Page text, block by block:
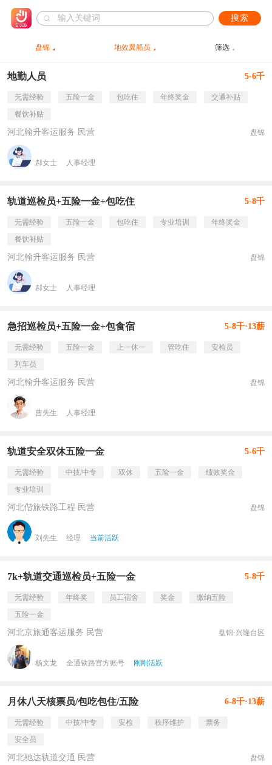
搜索
盘锦 地效翼船员 筛选
地勤人员 5-6千
无需经验 五险一金 包吃住 年终奖金
交通补贴
餐饮补贴
河北翰升客运服务 民营 盘锦
郝女士 人事经理
轨道巡检员+五险一金+包吃住 5-8千
无需经验 五险一金 包吃住 专业培训
年终奖金
餐饮补贴
河北翰升客运服务 民营 盘锦
郝女士 人事经理
急招巡检员+五险一金+包食宿 5-8千·13薪
无需经验 五险一金 上一休一 管吃住
安检员
列车员
河北翰升客运服务 民营 盘锦
曹先生 人事经理
轨道安全双休五险一金 5-6千
无需经验 中技/中专 双休 五险一金
绩效奖金
专业培训
河北偕旅铁路工程 民营 盘锦
刘先生 经理 当前活跃
7k+轨道交通巡检员+五险一金 5-8千
无需经验 年终奖 员工宿舍 奖金
缴纳五险
五险一金
河北京旅通客运服务 民营 盘锦·兴隆台区
杨文龙 全通铁路官方账号 刚刚活跃
月休八天核票员/包吃包住/五险 6-8千·13薪
无需经验 中技/中专 安检 秩序维护
票务
安全员
河北驰达轨道交通 民营 盘锦